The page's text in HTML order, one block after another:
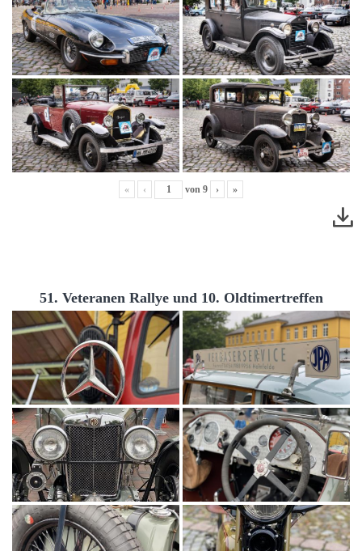
« ‹ von 9 › »
51. Veteranen Rallye und 10. Oldtimertreffen